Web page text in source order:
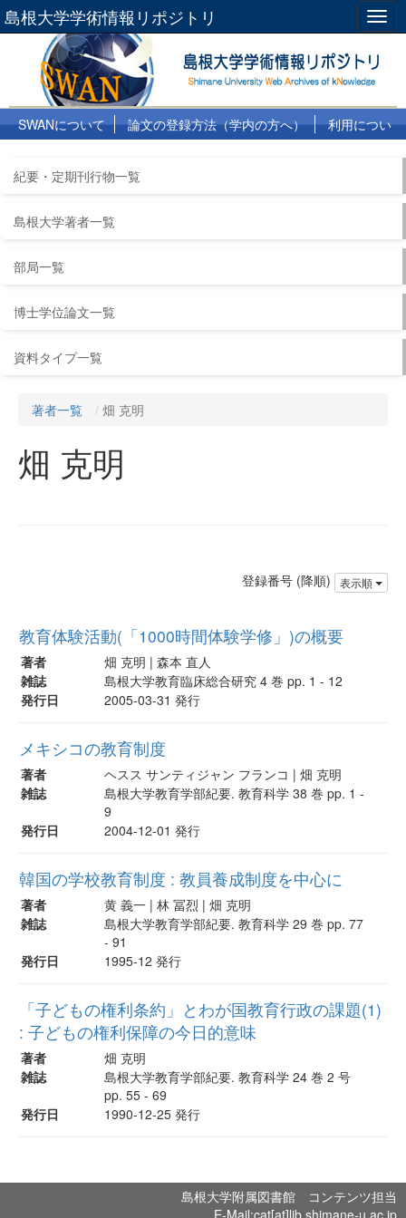
島根大学学術情報リポジトリ
SWANについて 論文の登録方法（学内の方へ）
利用につい
紀要・定期刊行物一覧
島根大学著者一覧
部局一覧
博士学位論文一覧
資料タイプ一覧
著者一覧 畑 克明
畑 克明
登録番号 (降順) 表示順
教育体験活動(「1000時間体験学修」)の概要
著者
畑 克明 | 森本 直人
雑誌
島根大学教育臨床総合研究 4 巻 pp. 1 - 12
発行日
2005-03-31 発行
メキシコの教育制度
著者
ヘスス サンティジャン フランコ | 畑 克明
雑誌
島根大学教育学部紀要. 教育科学 38 巻 pp. 1 -
9
発行日
2004-12-01 発行
韓国の学校教育制度 : 教員養成制度を中心に
著者
黄 義一 | 林 冨烈 | 畑 克明
雑誌
島根大学教育学部紀要. 教育科学 29 巻 pp. 77
- 91
発行日
1995-12 発行
「子どもの権利条約」とわが国教育行政の課題(1)
: 子どもの権利保障の今日的意味
著者
畑 克明
雑誌
島根大学教育学部紀要. 教育科学 24 巻 2 号
pp. 55 - 69
発行日
1990-12-25 発行
島根大学附属図書館 コンテンツ担当
E-Mail:cat[at]lib.shimane-u.ac.jp